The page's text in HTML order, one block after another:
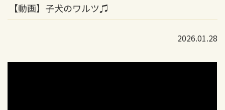
【動画】子犬のワルツ♫
2026.01.28